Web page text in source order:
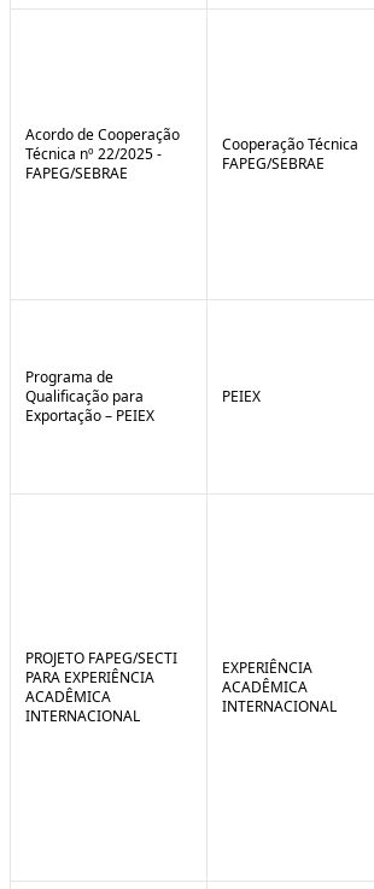
Acordo de Cooperação
Técnica nº 22/2025 -
FAPEG/SEBRAE
Cooperação Técnica
FAPEG/SEBRAE
Programa de
Qualificação para
Exportação – PEIEX
PEIEX
PROJETO FAPEG/SECTI
PARA EXPERIÊNCIA
ACADÊMICA
INTERNACIONAL
EXPERIÊNCIA
ACADÊMICA
INTERNACIONAL